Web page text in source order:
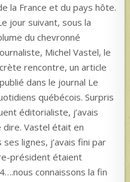
la France et du pays hôte.
jour suivant, sous la
du chevronné
Michel Vastel, le
rencontre, un article
dans le journal Le
québécois. Surpris
éditorialiste, j’avais
Vastel était en
lignes, j’avais fini par
président étaient
connaissons la fin